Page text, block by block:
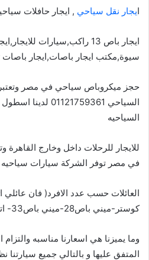
ايجار نقل سياحي , ايجار حافلات سياحية –
ايجار باص 13 راكب,سيارات
سيوة,مكتب ايجار باصات,ايجار باصات
حجز ميكروباص سياحي في مصر
السياحي
السياحيه
للايجار للرحلات داخل وخارج القاهرة
في مصر توفر الشركة سيارات سياحيه
العائلات حسب عدد الافرد( فان عائلي
كوستر-ميني باص28-ميني باص33- اتوبيس50)
وما يميزنا هي اسعارنا مناسبه والتزام
المتفق عليها و بالتالي جميع سيارتنا